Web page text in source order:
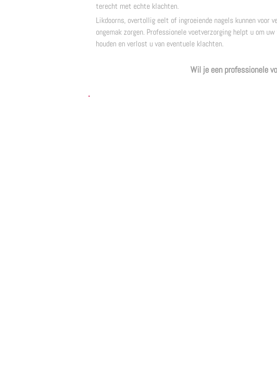
terecht met echte klachten.
Likdoorns, overtollig eelt of ingroeiende nagels kunnen voor
ongemak zorgen. Professionele voetverzorging helpt u om
houden en verlost u van eventuele klachten.
Wil je een professionele